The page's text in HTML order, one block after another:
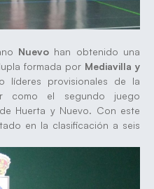
Nuevo han obtenido una
formada por Mediavilla y
líderes provisionales de la
como el segundo juego
Huerta y Nuevo. Con este
en la clasificación a seis